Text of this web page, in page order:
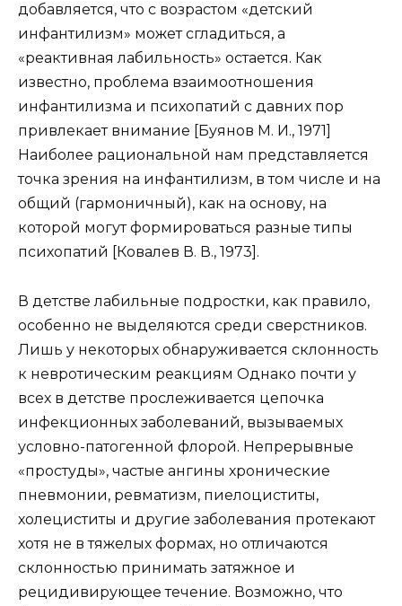
добавляется, что с возрастом «детский
инфантилизм» может сгладиться, а
«реактивная лабильность» остается. Как
известно, проблема взаимоотношения
инфантилизма и психопатий с давних пор
привлекает внимание [Буянов М. И., 1971]
Наиболее рациональной нам представляется
точка зрения на инфантилизм, в том числе и на
общий (гармоничный), как на основу, на
которой могут формироваться разные типы
психопатий [Ковалев В. В., 1973].
В детстве лабильные подростки, как правило,
особенно не выделяются среди сверстников.
Лишь у некоторых обнаруживается склонность
к невротическим реакциям Однако почти у
всех в детстве прослеживается цепочка
инфекционных заболеваний, вызываемых
условно-патогенной флорой. Непрерывные
«простуды», частые ангины хронические
пневмонии, ревматизм, пиелоциститы,
холециститы и другие заболевания протекают
хотя не в тяжелых формах, но отличаются
склонностью принимать затяжное и
рецидивирующее течение. Возможно, что